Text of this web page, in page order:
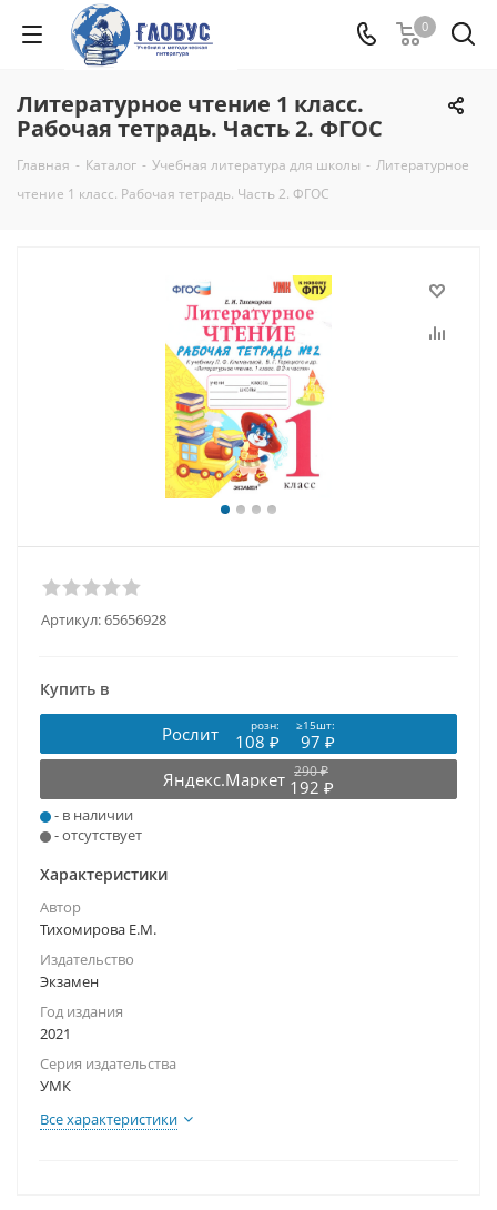
0
Литературное чтение 1 класс.
Рабочая тетрадь. Часть 2. ФГОС
Главная - Каталог - Учебная литература для школы - Литературное
чтение 1 класс. Рабочая тетрадь. Часть 2. ФГОС
Артикул:65656928
Купить в
Рослит розн: ≥15шт:
108 ₽
97 ₽
Яндекс.Маркет 290 ₽
192 ₽
- в наличии
- отсутствует
Характеристики
Автор
Тихомирова Е.М.
Издательство
Экзамен
Год издания
2021
Серия издательства
УМК
Все характеристики